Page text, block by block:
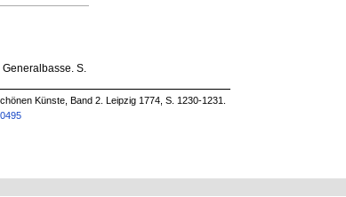
S.
Künste, Band 2. Leipzig 1774, S. 1230-1231.